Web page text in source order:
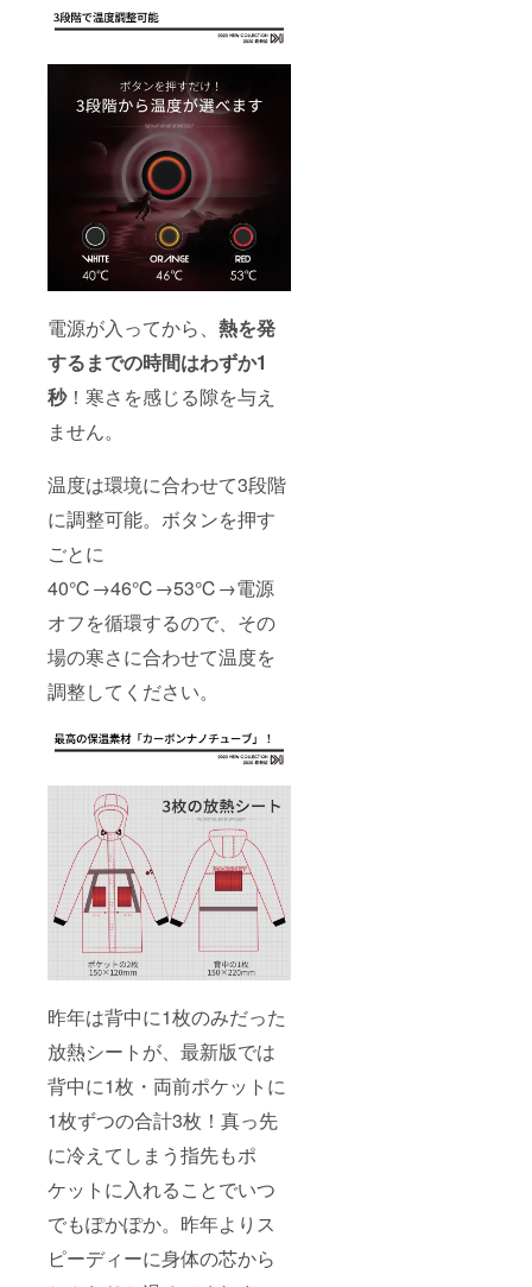
電源が入ってから、 熱を発
するまでの時間はわずか1
秒！寒さを感じる隙を与え
ません。
温度は環境に合わせて3段階
に調整可能。ボタンを押す
ごとに
40℃→46℃→53℃→電源
オフを循環するので、その
場の寒さに合わせて温度を
調整してください。
昨年は背中に1枚のみだった
放熱シートが、最新版では
背中に1枚・両前ポケットに
1枚ずつの合計3枚！真っ先
に冷えてしまう指先もポ
ケットに入れることでいつ
でもぽかぽか。昨年よりス
ピーディーに身体の芯から